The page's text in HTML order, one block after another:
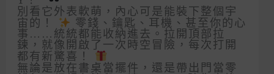
別看它外表軟萌，內心可是能裝下整個宇
宙的！
零錢、鑰匙、耳機、甚至你的心
事……統統都能收納進去。拉開頂部拉
鍊，就像開啟了一次時空冒險，每次打開
都有新驚喜！
無論是放在書桌當擺件，還是帶出門當零